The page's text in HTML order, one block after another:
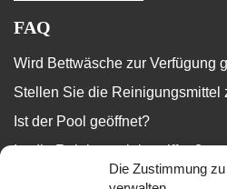
Die Zustimmung
FAQ
Wird Bettwäsche zur Verfügung
Stellen Sie die Reinigungsmittel
Ist der Pool geöffnet?
Ist die Reinigung inbegriffen?